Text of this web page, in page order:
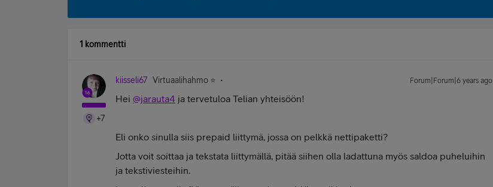
1 kommentti
+7
kiisseli67 Virtuaalihahmo ⭐️ Forum|Forum|6 years ago
Hei @jarauta4 ja tervetuloa Telian yhteisöön!
Eli onko sinulla siis prepaid liittymä, jossa on pelkkä nettipaketti?
Jotta voit soittaa ja tekstata liittymällä, pitää siihen olla ladattuna myös saldoa puheluihin
ja tekstiviesteihin.